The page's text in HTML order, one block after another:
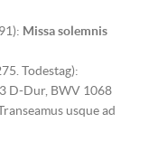
Missa solemnis
Todestag):
D-Dur, BWV 1068
usque ad